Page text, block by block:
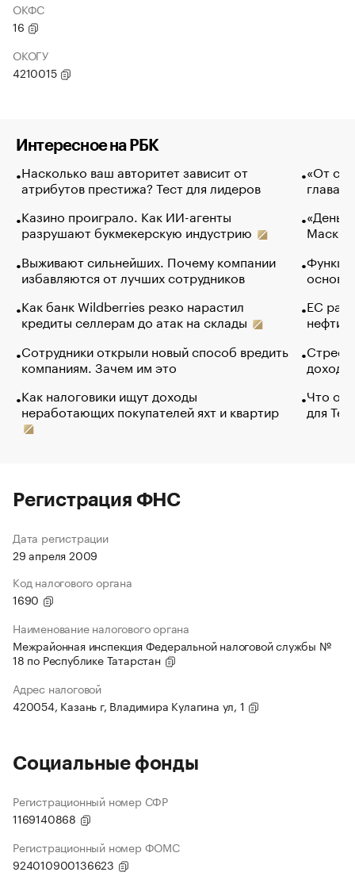
ОКФС
16
ОКОГУ
4210015
Интересное на РБК
Насколько ваш авторитет зависит от
атрибутов престижа? Тест для лидеров
Казино проиграло. Как ИИ-агенты
разрушают букмекерскую индустрию
Выживают сильнейших. Почему компании
избавляются от лучших сотрудников
Как банк Wildberries резко нарастил
кредиты селлерам до атак на склады
Сотрудники открыли новый способ вредить
компаниям. Зачем им это
Как налоговики ищут доходы
неработающих покупателей яхт и квартир
«От
глава
Маск в
основ
ЕС
нефти
Что
для
Регистрация ФНС
Дата регистрации
29 апреля 2009
Код налогового органа
1690
Наименование налогового органа
Межрайонная инспекция Федеральной налоговой службы №
18 по Республике Татарстан
Адрес налоговой
420054, Казань г, Владимира Кулагина ул, 1
Социальные фонды
Регистрационный номер СФР
1169140868
Регистрационный номер ФОМС
924010900136623